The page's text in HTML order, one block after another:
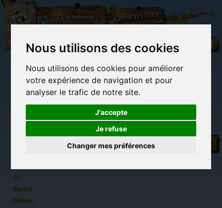
Nous utilisons des cookies
Nous utilisons des cookies pour améliorer
votre expérience de navigation et pour
analyser le trafic de notre site.
J'accepte
Je refuse
Changer mes préférences
L'Arbre
aux
100.000
Connexion Contactez-nous
(vide)
Librairie des
Carterie
originale
Activités
détente et jeux
Objets déco et
de
Marica
Zottino,